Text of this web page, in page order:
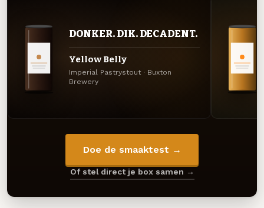
DONKER. DIK. DECADENT.
Yellow Belly
Imperial Pastrystout · Buxton
Brewery
Doe de smaaktest →
Of stel direct je box samen →